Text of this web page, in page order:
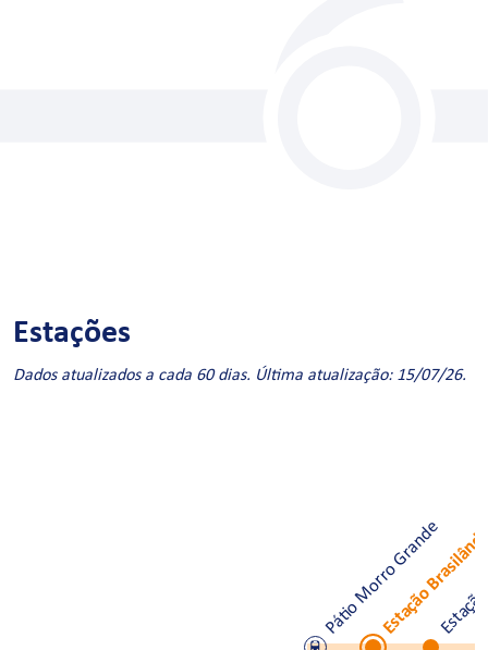
Estações
Dados atualizados a cada 60 dias. Última atualização: 15/07/26.
Pátio Morro Grande
Estação